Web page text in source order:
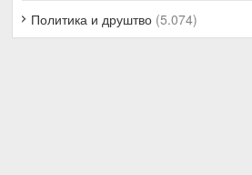
Политика и друштво (5.074)